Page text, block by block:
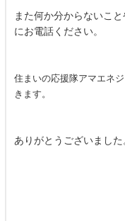
また何か分からないこ
にお電話ください。
住まいの応援隊アマエネ
きます。
ありがとうございました